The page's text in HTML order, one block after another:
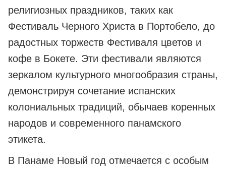
религиозных праздников, таких как
Фестиваль Черного Христа в Портобело, до
радостных торжеств Фестиваля цветов и
кофе в Бокете. Эти фестивали являются
зеркалом культурного многообразия страны,
демонстрируя сочетание испанских
колониальных традиций, обычаев коренных
народов и современного панамского
этикета.
В Панаме Новый год отмечается с особым